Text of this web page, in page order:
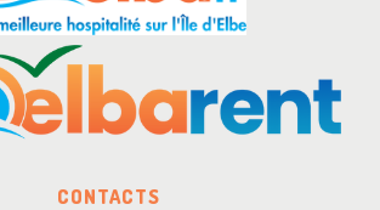
CONTACTS